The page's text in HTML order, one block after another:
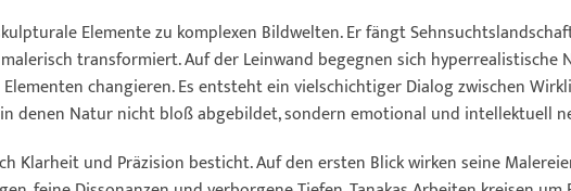
Elemente zu komplexen Bildwelten. Er fängt
transformiert. Auf der Leinwand begegnen sich
changieren. Es entsteht ein vielschichtiger Dialog zwischen
denen Natur nicht bloß abgebildet, sondern emotional und intellektuell
Klarheit und Präzision besticht. Auf den ersten Blick wirken seine